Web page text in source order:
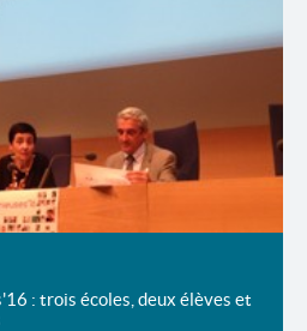
: trois écoles, deux élèves et